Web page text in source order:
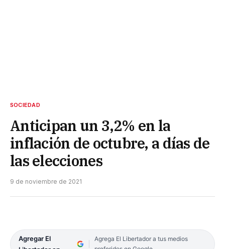
SOCIEDAD
Anticipan un 3,2% en la
inflación de octubre, a días de
las elecciones
9 de noviembre de 2021
Agregar El
Agrega El Libertador a tus medios